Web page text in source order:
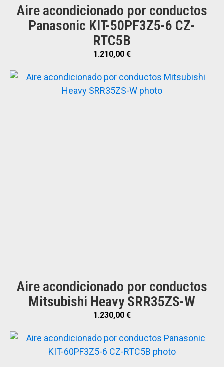
Aire acondicionado por conductos
Panasonic KIT-50PF3Z5-6 CZ-
RTC5B
1.210,00 €
Aire acondicionado por conductos
Mitsubishi Heavy SRR35ZS-W
1.230,00 €